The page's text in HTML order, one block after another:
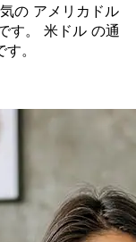
の アメリカドル
す。 米ドル の通
。